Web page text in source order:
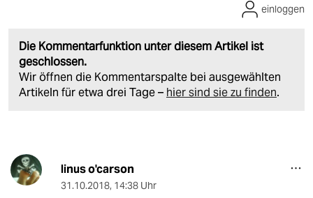
Die Kommentarfunktion unter diesem Artikel ist
geschlossen.
Wir öffnen die Kommentarspalte bei ausgewählten
Artikeln für etwa drei Tage – hier sind sie zu finden.
einloggen
linus o'carson
31.10.2018, 14:38 Uhr